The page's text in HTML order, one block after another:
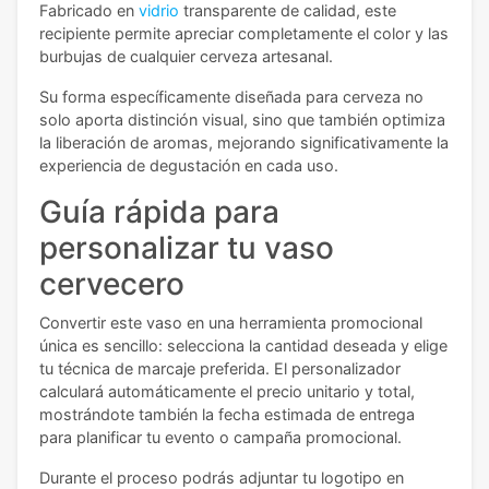
Fabricado en vidrio transparente de calidad, este
recipiente permite apreciar completamente el color y las
burbujas de cualquier cerveza artesanal.
Su forma específicamente diseñada para cerveza no
solo aporta distinción visual, sino que también optimiza
la liberación de aromas, mejorando significativamente la
experiencia de degustación en cada uso.
Guía rápida para
personalizar tu vaso
cervecero
Convertir este vaso en una herramienta promocional
única es sencillo: selecciona la cantidad deseada y elige
tu técnica de marcaje preferida. El personalizador
calculará automáticamente el precio unitario y total,
mostrándote también la fecha estimada de entrega
para planificar tu evento o campaña promocional.
Durante el proceso podrás adjuntar tu logotipo en